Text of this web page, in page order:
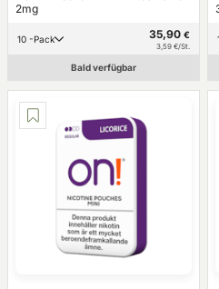
2mg
10 -Pack 35,90 €
3,59 €/St.
Bald verfügbar